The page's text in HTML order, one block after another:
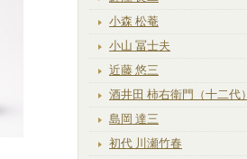
小森 松菴
小山 冨士夫
近藤 悠三
酒井田 柿右衛門（十二代）
島岡 達三
初代 川瀬竹春